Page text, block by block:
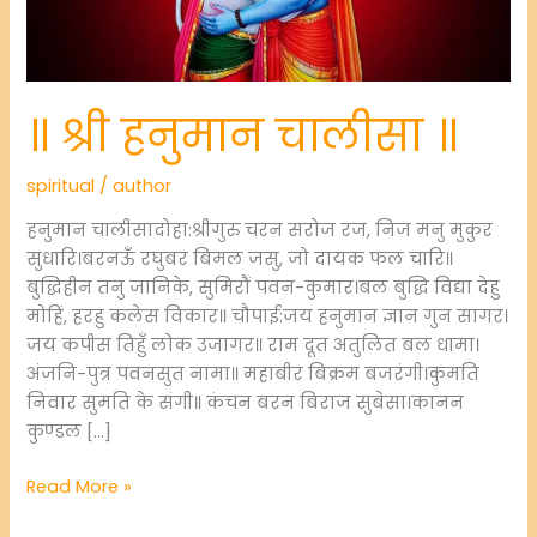
॥ श्री हनुमान चालीसा ॥
spiritual /author
हनुमान चालीसादोहा:श्रीगुरु चरन सरोज रज, निज मनु मुकुर
सुधारि।बरनऊँ रघुबर बिमल जसु, जो दायक फल चारि॥
बुद्धिहीन तनु जानिके, सुमिरौं पवन-कुमार।बल बुद्धि विद्या देहु
मोहिं, हरहु कलेस विकार॥ चौपाई:जय हनुमान ज्ञान गुन सागर।
जय कपीस तिहुँ लोक उजागर॥ राम दूत अतुलित बल धामा।
अंजनि-पुत्र पवनसुत नामा॥ महाबीर बिक्रम बजरंगी।कुमति
निवार सुमति के संगी॥ कंचन बरन बिराज सुबेसा।कानन
कुण्डल […]
॥
Read More »